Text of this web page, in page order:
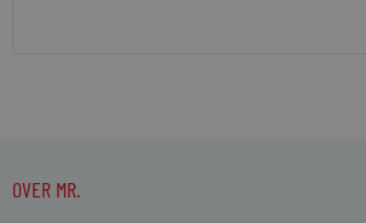
OVER MR.